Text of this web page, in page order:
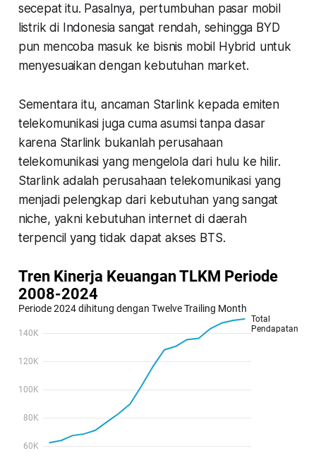
secepat itu. Pasalnya, pertumbuhan pasar mobil
listrik di Indonesia sangat rendah, sehingga BYD
pun mencoba masuk ke bisnis mobil Hybrid untuk
menyesuaikan dengan kebutuhan market.
Sementara itu, ancaman Starlink kepada emiten
telekomunikasi juga cuma asumsi tanpa dasar
karena Starlink bukanlah perusahaan
telekomunikasi yang mengelola dari hulu ke hilir.
Starlink adalah perusahaan telekomunikasi yang
menjadi pelengkap dari kebutuhan yang sangat
niche, yakni kebutuhan internet di daerah
terpencil yang tidak dapat akses BTS.